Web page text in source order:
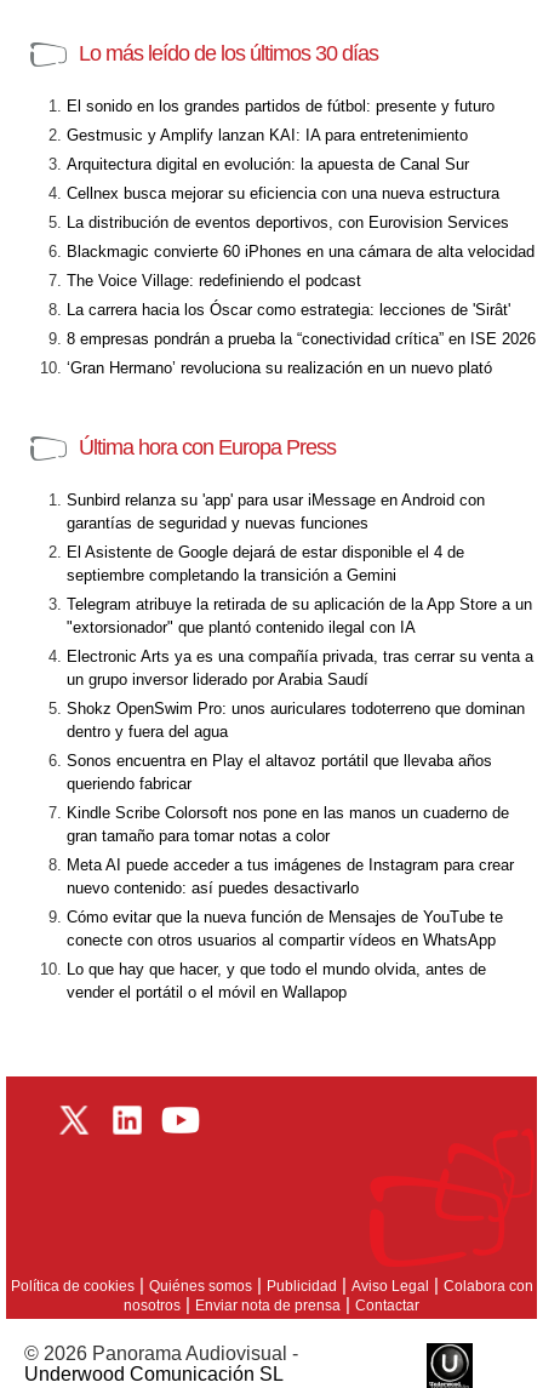
Lo más leído de los últimos 30 días
El sonido en los grandes partidos de fútbol: presente y futuro
Gestmusic y Amplify lanzan KAI: IA para entretenimiento
Arquitectura digital en evolución: la apuesta de Canal Sur
Cellnex busca mejorar su eficiencia con una nueva estructura
La distribución de eventos deportivos, con Eurovision Services
Blackmagic convierte 60 iPhones en una cámara de alta velocidad
The Voice Village: redefiniendo el podcast
La carrera hacia los Óscar como estrategia: lecciones de 'Sirât'
8 empresas pondrán a prueba la “conectividad crítica” en ISE 2026
‘Gran Hermano’ revoluciona su realización en un nuevo plató
Última hora con Europa Press
Sunbird relanza su 'app' para usar iMessage en Android con
garantías de seguridad y nuevas funciones
El Asistente de Google dejará de estar disponible el 4 de
septiembre completando la transición a Gemini
Telegram atribuye la retirada de su aplicación de la App Store a un
"extorsionador" que plantó contenido ilegal con IA
Electronic Arts ya es una compañía privada, tras cerrar su venta a
un grupo inversor liderado por Arabia Saudí
Shokz OpenSwim Pro: unos auriculares todoterreno que dominan
dentro y fuera del agua
Sonos encuentra en Play el altavoz portátil que llevaba años
queriendo fabricar
Kindle Scribe Colorsoft nos pone en las manos un cuaderno de
gran tamaño para tomar notas a color
Meta AI puede acceder a tus imágenes de Instagram para crear
nuevo contenido: así puedes desactivarlo
Cómo evitar que la nueva función de Mensajes de YouTube te
conecte con otros usuarios al compartir vídeos en WhatsApp
Lo que hay que hacer, y que todo el mundo olvida, antes de
vender el portátil o el móvil en Wallapop
Política de cookies| Quiénes somos| Publicidad Aviso Legal
Colabora con
nosotros
Enviar nota de prensa Contactar
© 2026 Panorama Audiovisual -
Underwood Comunicación SL